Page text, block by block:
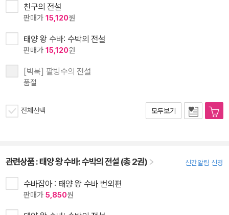
친구의 전설
판매가 15,120원
태양 왕 수바: 수박의 전설
판매가 15,120원
[빅북] 팥빙수의 전설
품절
전체선택 모두보기
관련상품 :태양 왕 수바: 수박의 전설 (총 2권) 신간알림 신청
수바잡아 : 태양 왕 수바 번외편
판매가 5,850원